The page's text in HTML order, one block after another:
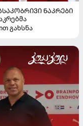
ᲜᲐᲙᲠᲔᲑᲘ
გახსნა